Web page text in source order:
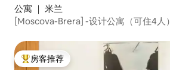
公寓 ｜ 米兰
[Moscova-Brera] -设计公寓（可住4人）
热门「房客推荐」
房客推荐